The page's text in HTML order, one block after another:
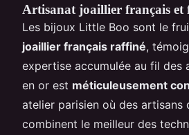
Artisanat joaillier français et
Les bijoux Little Boo sont le
joaillier français raffiné,
expertise accumulée au fil des
en or est méticuleusement
atelier parisien où des artisans
combinent le meilleur des